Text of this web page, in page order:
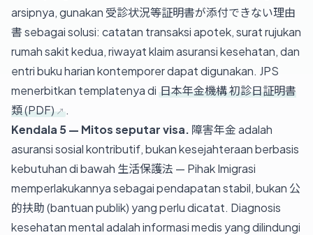
arsipnya, gunakan 受診状況等証明書が添付できない理由
書 sebagai solusi: catatan transaksi apotek, surat rujukan
rumah sakit kedua, riwayat klaim asuransi kesehatan, dan
entri buku harian kontemporer dapat digunakan. JPS
menerbitkan templatenya di 日本年金機構 初診日証明書
類 (PDF)
.
Kendala 5 — Mitos seputar visa. 障害年金 adalah
asuransi sosial kontributif, bukan kesejahteraan berbasis
kebutuhan di bawah 生活保護法 — Pihak Imigrasi
memperlakukannya sebagai pendapatan stabil, bukan 公
的扶助 (bantuan publik) yang perlu dicatat. Diagnosis
kesehatan mental adalah informasi medis yang dilindungi